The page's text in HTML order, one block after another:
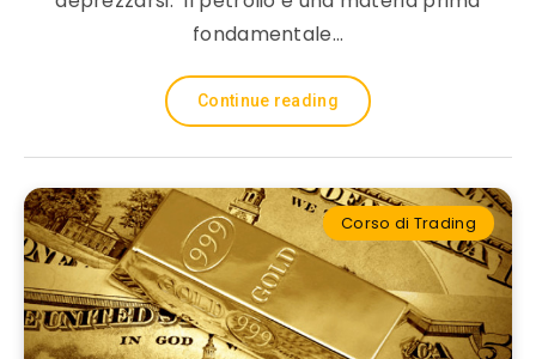
fondamentale…
Continue reading
Corso di Trading